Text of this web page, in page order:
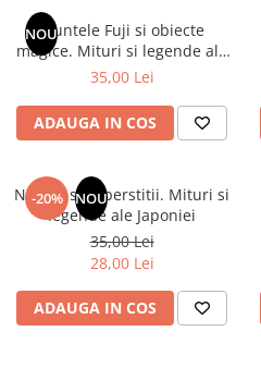
Audiobook
ReConnect
Crestinism
ScienceConnection
SelfConnect
SelfHealing
Vindecare Spirituala
Senzatii/Thriller
SF & Fantasy
Teatru
Teens Book Club
Instrumente si Truse Geometrie
Seturi scolare
Calculator
Consumabile & Accesorii
COLOREAZA CU PRIETENII
De colorat
Pot desena minunat
Carti educative
Copii 0-7 ani
Clubul Premiantilor
Super pitici 2-5 ani
Dezvoltare personala
Puzzle-uri
Puzzle
Puzzle 3D Lemn
NOUMuntele Fuji si obiecte
magice. Mituri si legende ale
Japoniei
35,00 Lei
ADAUGA IN COS
-20% NOU
Natura si superstitii. Mituri si
legende ale Japoniei
35,00 Lei
28,00 Lei
ADAUGA IN COS